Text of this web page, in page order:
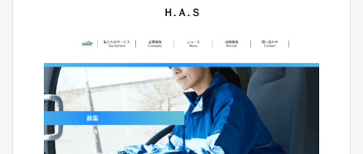
Ｈ.Ａ.Ｓ